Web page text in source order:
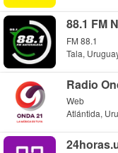
88.1 FM
FM 88.1
Tala,
Radio
Web
Atlántida,